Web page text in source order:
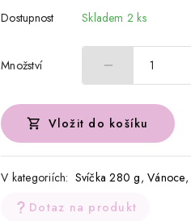
Dostupnost Skladem 2 ks
Množství 1
Vložit do košíku
V kategoriích: Svíčka 280 g, Vánoce,
Dotaz na produkt